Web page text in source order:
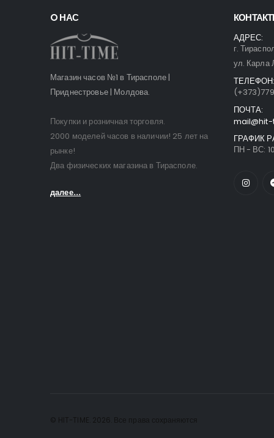
O НАС
Магазин часов №1 в Тирасполе |
Приднестровье | Молдова.
Покупки и розничная торговля.
2000 моделей часов в наличии! 25 лет на
рынке!
Два физических магазина в Тирасполе.
далее...
АДРЕС:
г.
ул. Карла
ТЕЛЕФОН:
ПОЧТА:
ГРАФИК
ПН - ВС:
© HIT-TIME. 2026. Все права сохраняются